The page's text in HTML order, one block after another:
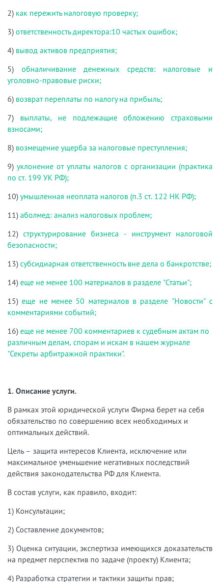
2) как пережить налоговую проверку;
3) ответственность директора:10 частых ошибок;
4) вывод активов предприятия;
5) обналичивание денежных средств: налоговые и
уголовно-правовые риски;
6) возврат переплаты по налогу на прибыль;
7) выплаты, не подлежащие обложению страховыми
взносами;
8) возмещение ущерба за налоговые преступления;
9) уклонение от уплаты налогов с организации (практика
по ст. 199 УК РФ);
10) умышленная неоплата налогов (п.3 ст. 122 НК РФ);
11) аболмед: анализ налоговых проблем;
12) структурирование бизнеса - инструмент налоговой
безопасности;
13) субсидиарная ответственность вне дела о банкротстве;
14) еще не менее 100 материалов в разделе "Статьи";
15)еще не менее 50 материалов в разделе "Новости" с
комментариями событий;
16) еще не менее 700 комментариев к судебным актам по
различным делам, спорам и искам в нашем журнале
"Секреты арбитражной практики".
1. Описание услуги.
В рамках этой юридической услуги Фирма берет на себя
обязательство по совершению всех необходимых и
оптимальных действий.
Цель – защита интересов Клиента, исключение или
максимальное уменьшение негативных последствий
действия законодательства РФ для Клиента.
В состав услуги, как правило, входит:
1) Консультации;
2) Составление документов;
3) Оценка ситуации, экспертиза имеющихся доказательств
на предмет перспектив по задаче (проекту) Клиента;
4) Разработка стратегии и тактики защиты прав;